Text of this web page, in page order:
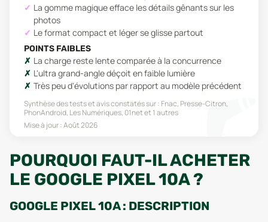
La gomme magique efface les détails gênants sur les
photos
Le format compact et léger se glisse partout
POINTS FAIBLES
La charge reste lente comparée à la concurrence
L'ultra grand-angle déçoit en faible lumière
Très peu d'évolutions par rapport au modèle précédent
Synthèse des tests et avis constatés sur : Fnac, Presse-Citron,
PhonAndroid, Les Numériques, 01netet 1 autres
Mise à jour :Août 2026
POURQUOI FAUT-IL ACHETER
LE GOOGLE PIXEL 10A ?
GOOGLE PIXEL 10A : DESCRIPTION